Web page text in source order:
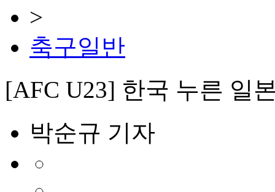
>
축구일반
[AFC U23] 한국 누른 일
박순규 기자